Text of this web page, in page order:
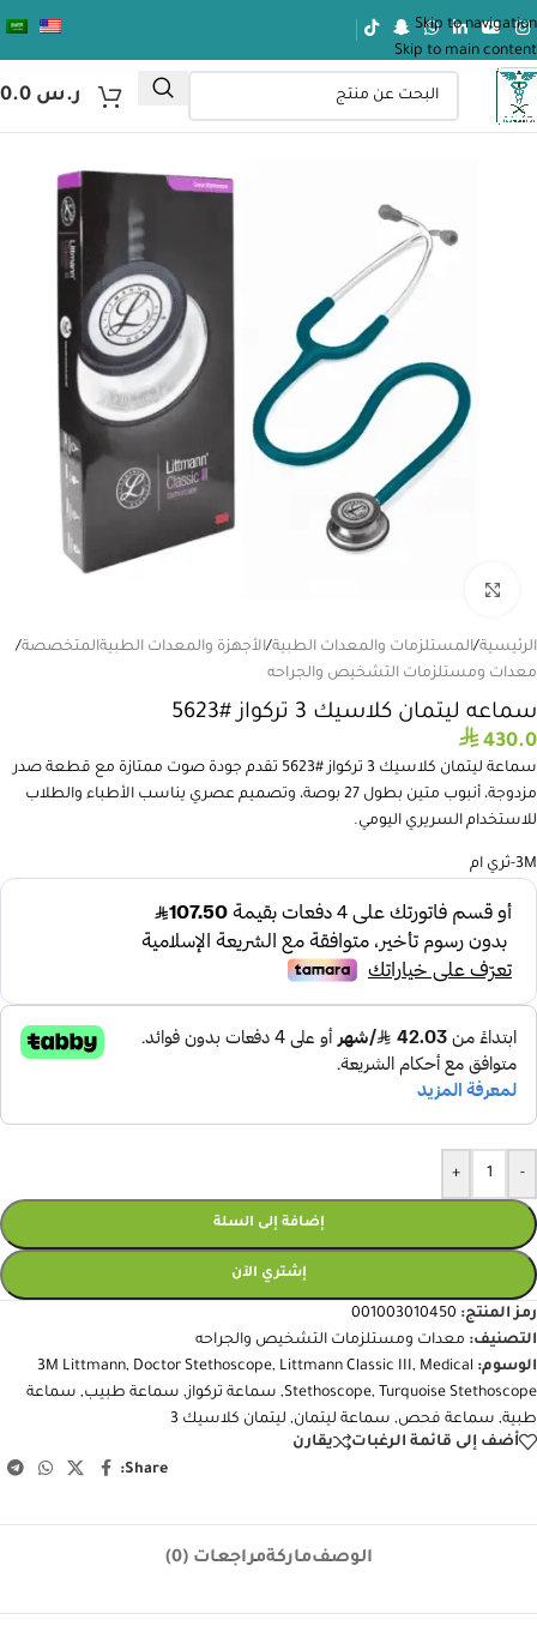
Skip to navigation
Skip to main content
ر.س
الرئيسية/المستلزمات والمعدات الطبية/الأجهزة والمعدات الطبيةالمتخصصة/
معدات ومستلزمات التشخيص والجراحه
سماعه ليتمان كلاسيك 3 تركواز #5623
⃁ 430.0
سماعة ليتمان كلاسيك 3 تركواز #5623 تقدم جودة صوت ممتازة مع قطعة صدر
مزدوجة، أنبوب متين بطول 27 بوصة، وتصميم عصري يناسب الأطباء والطلاب
للاستخدام السريري اليومي.
3M-ثري ام
-
+
إضافة إلى السلة
إشتري الآن
رمز المنتج: 001003010450
التصنيف: معدات ومستلزمات التشخيص والجراحه
الوسوم:
3M Littmann, Doctor Stethoscope, Littmann Classic III, Medical
Stethoscope, Turquoise Stethoscope
, سماعة تركواز, سماعة طبيب, سماعة
طبية, سماعة فحص, سماعة ليتمان, ليتمان كلاسيك 3
أضف إلى قائمة الرغبات
يقارن
Share:
الوصفماركةمراجعات (0)